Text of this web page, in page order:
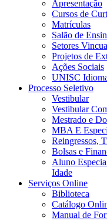
Apresentação
Cursos de
Matrículas
Salão de
Setores
Projetos de
Ações Sociais
UNISC
Processo Seletivo
Vestibular
Vestibular
Mestrado e
MBA E
Reingressos,
Bolsas e
Aluno
Idade
Serviços Online
Biblioteca
Catálogo
Manual de